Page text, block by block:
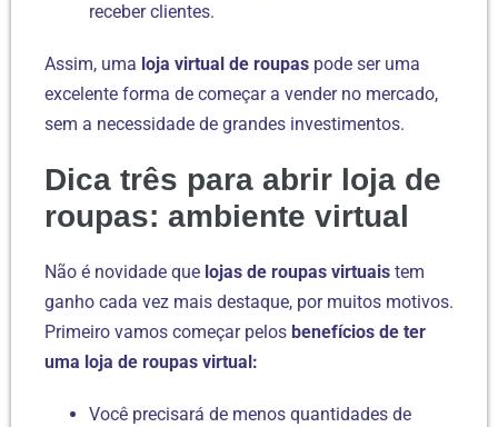
receber clientes.
Assim, uma loja virtual de roupas pode ser uma
excelente forma de começar a vender no mercado,
sem a necessidade de grandes investimentos.
Dica três para abrir loja de
roupas: ambiente virtual
Não é novidade que lojas de roupas virtuais tem
ganho cada vez mais destaque, por muitos motivos.
Primeiro vamos começar pelos benefícios de ter
uma loja de roupas virtual:
Você precisará de menos quantidades de